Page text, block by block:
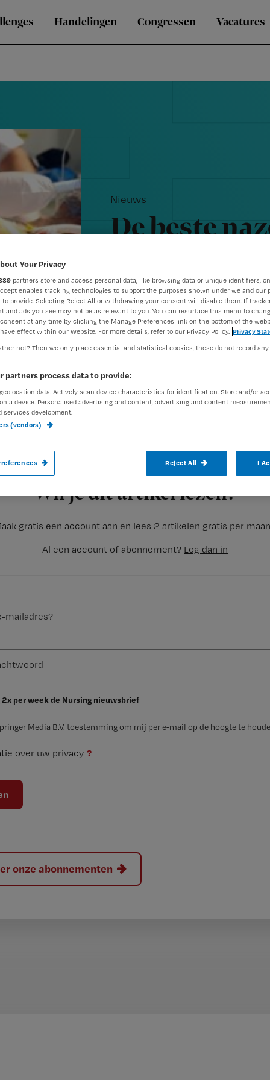
Handelingen Congressen Vacatures
Nieuws
De beste
Auteur:Rhijja Jansen12 december
Wil je dit artikel lezen?
gratis een account aan en lees 2 artikelen gratis per
Al een account of abonnement? Log dan in
2x per week de Nursing nieuwsbrief
Media B.V. toestemming om mij per e-mail op de hoogte te
over uw privacy ?
onze abonnementen
Een oefenprogramma voor spierkracht
uitgebalanceerd voedingsprogramma,
Dit zijn de belangrijkste ingrediënten van de zorgaanpak
Your Privacy
partners store and access personal data, like browsing data or unique identifiers,
enables tracking technologies to support the purposes shown under we and our
to provide. Selecting Reject All or withdrawing your consent will disable them. If
and ads you see may not be as relevant to you. You can resurface this menu to
at any time by clicking the Manage Preferences link on the bottom of the
effect within our Website. For more details, refer to our Privacy Policy. Privacy
not? Then we only place essential and statistical cookies, these do not record
partners process data to provide:
data. Actively scan device characteristics for identification. Store and/or
a device. Personalised advertising and content, advertising and content
services development.
(vendors)
Reject All I